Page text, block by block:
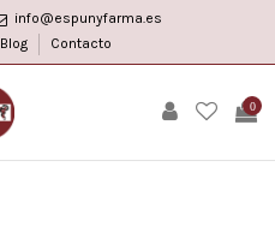
info@espunyfarma.es
Blog Contacto
0